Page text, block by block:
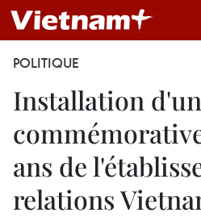
POLITIQUE
Installation
ans de
relations